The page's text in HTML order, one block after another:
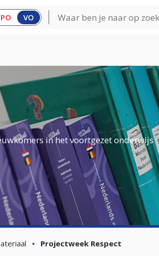
PO VO
in het voortgezet onderwijs
Projectweek Respect